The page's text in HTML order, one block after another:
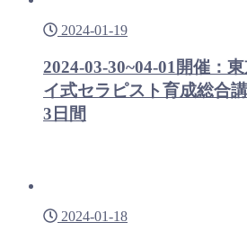
2024-01-19
2024-03-30~04-01開催：
イ式セラピスト育成総合
3日間
2024-01-18